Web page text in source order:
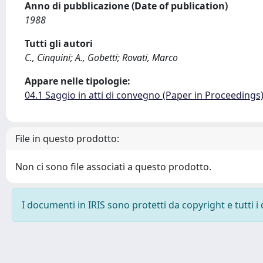
Anno di pubblicazione (Date of publication)
1988
Tutti gli autori
C., Cinquini; A., Gobetti; Rovati, Marco
Appare nelle tipologie:
04.1 Saggio in atti di convegno (Paper in Proceedings)
File in questo prodotto:
Non ci sono file associati a questo prodotto.
I documenti in IRIS sono protetti da copyright e tutti